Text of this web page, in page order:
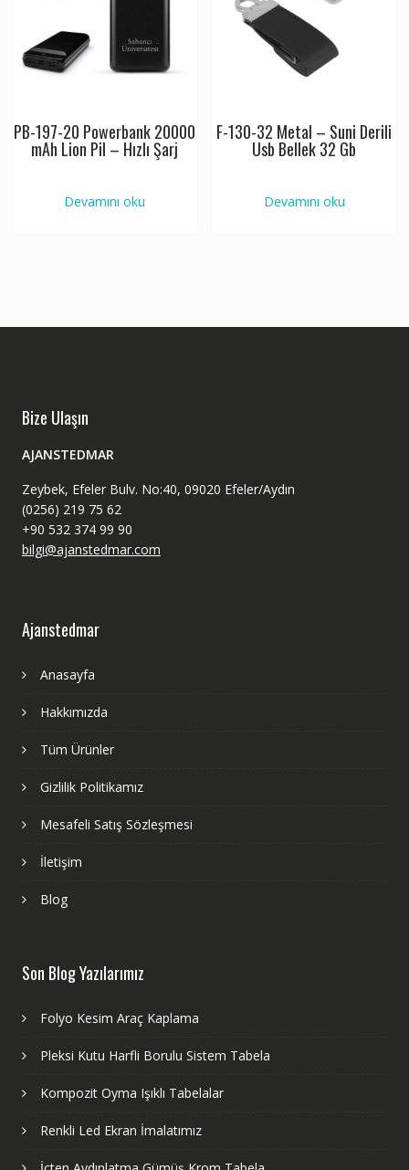
PB-197-20 Powerbank 20000
mAh Lion Pil – Hızlı Şarj
Devamını oku
F-130-32 Metal – Suni Derili
Usb Bellek 32 Gb
Devamını oku
Bize Ulaşın
AJANSTEDMAR
Zeybek, Efeler Bulv. No:40, 09020 Efeler/Aydın
(0256) 219 75 62
+90 532 374 99 90
bilgi@ajanstedmar.com
Ajanstedmar
Anasayfa
Hakkımızda
Tüm Ürünler
Gizlilik Politikamız
Mesafeli Satış Sözleşmesi
İletişim
Blog
Son Blog Yazılarımız
Folyo Kesim Araç Kaplama
Pleksi Kutu Harfli Borulu Sistem Tabela
Kompozit Oyma Işıklı Tabelalar
Renkli Led Ekran İmalatımız